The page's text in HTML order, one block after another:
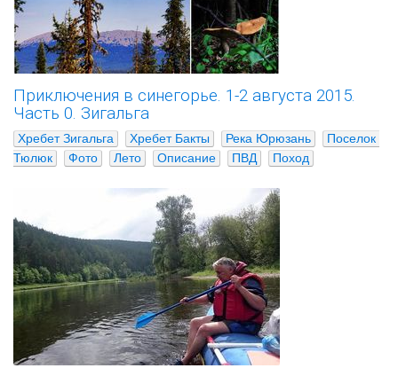
Приключения в синегорье. 1-2 августа 2015.
Часть 0. Зигальга
Хребет Зигальга Хребет Бакты Река Юрюзань
Поселок
Тюлюк
Фото Лето Описание ПВД Поход